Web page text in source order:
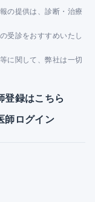
の提供は、診断・治療
受診をおすすめいたし
に関して、弊社は一切
登録はこちら
師ログイン